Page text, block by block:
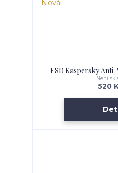
ESD Kaspersky
520
Není